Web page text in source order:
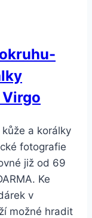
Virgo
a korálky
fotografie
již od 69
Ke
v
možné hradit